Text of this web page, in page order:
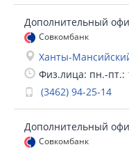
Дополнительный
Совкомбанк
Ханты-
Физ.лица: пн.-пт.:
(3462) 94-25-14
Дополнительный
Совкомбанк